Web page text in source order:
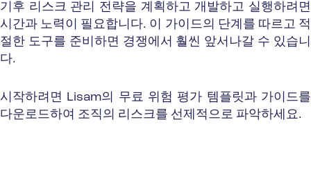
기후 리스크 관리 전략을 계획하고 개발하고 실행하려면
시간과 노력이 필요합니다. 이 가이드의 단계를 따르고 적
절한 도구를 준비하면 경쟁에서 훨씬 앞서나갈 수 있습니
다.
시작하려면 Lisam의 무료 위험 평가 템플릿과 가이드를
다운로드하여 조직의 리스크를 선제적으로 파악하세요.